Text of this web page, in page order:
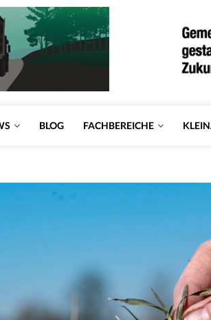
BLOG FACHBEREICHE